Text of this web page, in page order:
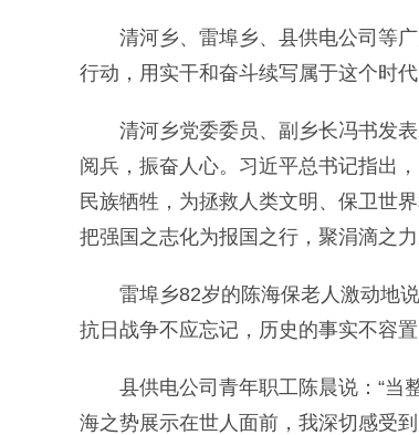
清河乡、雷埠乡、县供电公司等广
行动，用实干和奋斗续写属于这个时代
清河乡党委委员、副乡长冯书发表
阅兵，振奋人心。习近平总书记指出
民族牺牲，为拯救人类文明、保卫世
把强国之志化为报国之行，聚涓滴之
雷埠乡82岁的陈海保老人激动地说
抗日战争不应忘记，历史的事实不容
县供电公司青年职工陈晨说：“当整
海之势展示在世人面前，我深切感受